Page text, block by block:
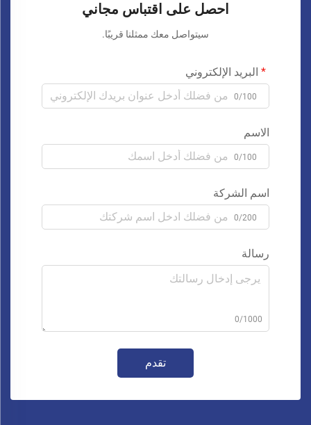
احصل على اقتباس مجاني
سيتواصل معك ممثلنا قريبًا.
البريد الإلكتروني
0/100
الاسم
0/100
اسم الشركة
0/200
رسالة
0/1000
تقدم